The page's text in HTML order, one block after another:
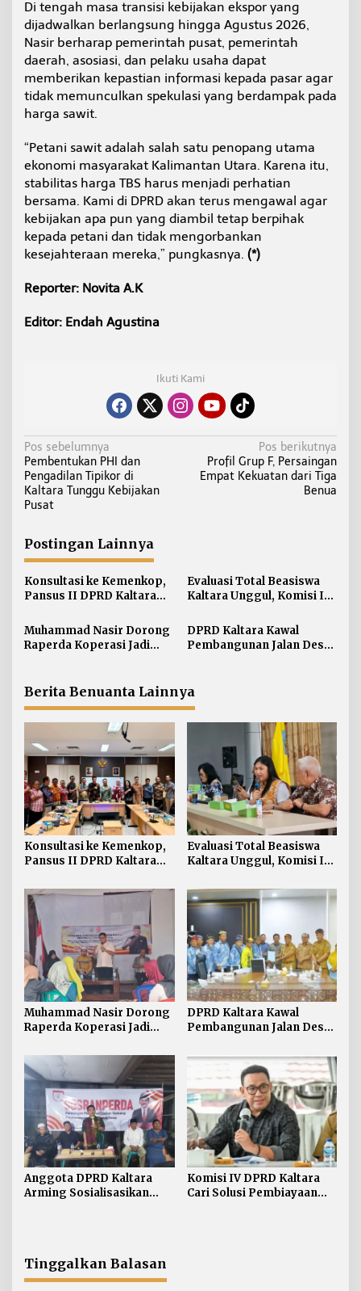
Di tengah masa transisi kebijakan ekspor yang
dijadwalkan berlangsung hingga Agustus 2026,
Nasir berharap pemerintah pusat, pemerintah
daerah, asosiasi, dan pelaku usaha dapat
memberikan kepastian informasi kepada pasar agar
tidak memunculkan spekulasi yang berdampak pada
harga sawit.
“Petani sawit adalah salah satu penopang utama
ekonomi masyarakat Kalimantan Utara. Karena itu,
stabilitas harga TBS harus menjadi perhatian
bersama. Kami di DPRD akan terus mengawal agar
kebijakan apa pun yang diambil tetap berpihak
kepada petani dan tidak mengorbankan
kesejahteraan mereka,” pungkasnya. (*)
Reporter: Novita A.K
Editor: Endah Agustina
Ikuti Kami
N
a
v
i
a
s
i
p
o
s
Pos sebelumnya
Pembentukan PHI dan
Pengadilan Tipikor di
Kaltara Tunggu Kebijakan
Pusat
Pos berikutnya
Profil Grup F, Persaingan
Empat Kekuatan dari Tiga
Benua
Postingan Lainnya
Konsultasi ke Kemenkop,
Pansus II DPRD Kaltara
Evaluasi Total Beasiswa
Kaltara Unggul, Komisi IV
Umum Dibuka untuk
Semua Kampus
Muhammad Nasir Dorong
Raperda Koperasi Jadi
DPRD Kaltara Kawal
Pembangunan Jalan Desa
Berita Benuanta Lainnya
Konsultasi ke Kemenkop,
Pansus II DPRD Kaltara
Evaluasi Total Beasiswa
Kaltara Unggul, Komisi IV
Umum Dibuka untuk
Semua Kampus
Muhammad Nasir Dorong
Raperda Koperasi Jadi
UMKM di Kaltara
DPRD Kaltara Kawal
Pembangunan Jalan Desa
Wilayah Perbatasan
Anggota DPRD Kaltara
Arming Sosialisasikan
Komisi IV DPRD Kaltara
Cari Solusi Pembiayaan
Tinggalkan Balasan